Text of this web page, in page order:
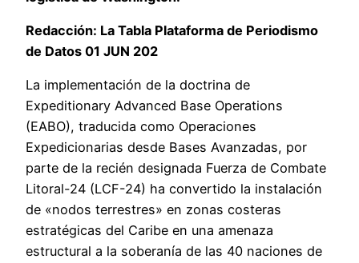
Redacción: La Tabla Plataforma de Periodismo
de Datos 01 JUN 202
La implementación de la doctrina de
Expeditionary Advanced Base Operations
(EABO), traducida como Operaciones
Expedicionarias desde Bases Avanzadas, por
parte de la recién designada Fuerza de Combate
Litoral-24 (LCF-24) ha convertido la instalación
de «nodos terrestres» en zonas costeras
estratégicas del Caribe en una amenaza
estructural a la soberanía de las 40 naciones de